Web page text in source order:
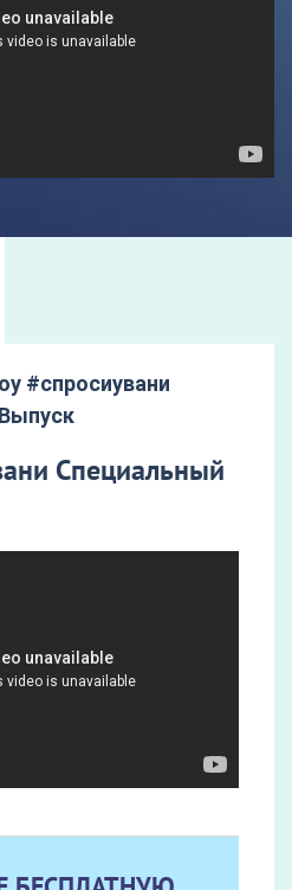
#спросиувани
Специальный